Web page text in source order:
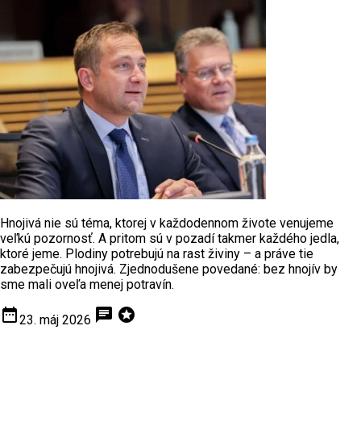
Hnojivá nie sú téma, ktorej v každodennom živote venujeme
veľkú pozornosť. A pritom sú v pozadí takmer každého jedla,
ktoré jeme. Plodiny potrebujú na rast živiny – a práve tie
zabezpečujú hnojivá. Zjednodušene povedané: bez hnojív by
sme mali oveľa menej potravín.
date_range23. máj 2026 chat stars